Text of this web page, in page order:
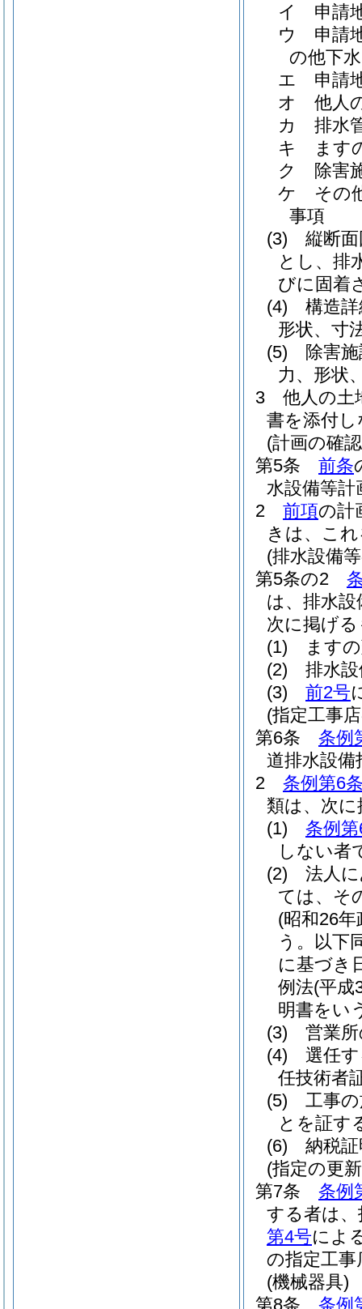
イ
申請
ウ
申請
の他下
エ
申請
オ
他人
カ
排水
キ
ます
ク
除害
ケ
その
事項
(3)
縦断
とし、排
びに固着
(4)
構造
形状、寸
(5)
除害
力、形状
3
他人の土
書を添付
(計画の確
第5条
前条
水設備等計
2
前項の計
きは、こ
(排水設備
第5条の2
は、排水
次に掲げ
(1)
ます
(2)
排水
(3)
前2号
(指定工事
第6条
条例
道排水設備
2
条例第6
類は、次
(1)
条例
しない者
(2)
法人
ては、そ
(昭和26
う。以下
に基づき
例法(平成
明書をい
(3)
営業
(4)
選任
任技術者
(5)
工事
とを証す
(6)
納税
(指定の更
第7条
条例
する者は
第4号によ
の指定工
(機械器具)
第8条
条例